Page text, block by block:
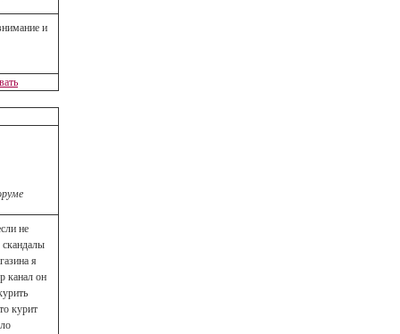
и
не
я
канал он
курит